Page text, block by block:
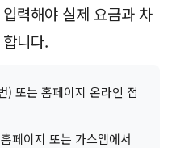
력해야 실제 요금과 차
니다.
) 또는 홈페이지 온라인 접
페이지 또는 가스앱에서